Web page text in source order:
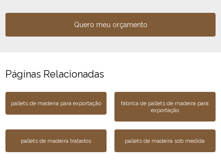
Quero meu orçamento
Páginas Relacionadas
pallets de madeira para exportação
fábrica de pallets de madeira para
exportação
pallets de madeira tratados pallets de madeira sob medida